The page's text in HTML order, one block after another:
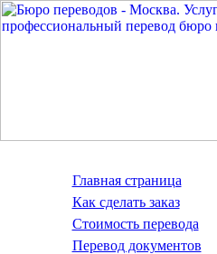
Главная страница
Как сделать заказ
Стоимость перевода
Пepeвoд дoкумeнтoв